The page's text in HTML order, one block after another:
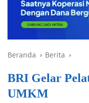
Beranda Berita
BRI Gelar
UMKM